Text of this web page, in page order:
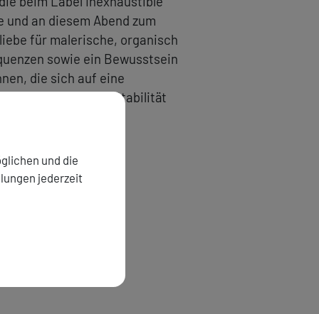
an diesem Abend zum
für malerische, organisch
sowie ein Bewusstsein
die sich auf eine
Bewegung und Stabilität
und die
jederzeit